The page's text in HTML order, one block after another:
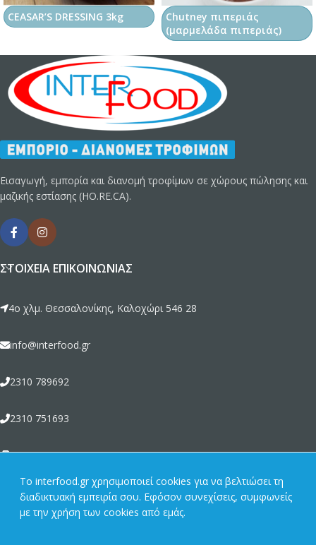
CEASAR’S DRESSING 3kg
Chutney πιπεριάς
(μαρμελάδα πιπεριάς)
Εισαγωγή, εμπορία και διανομή τροφίμων σε χώρους πώλησης και
μαζικής εστίασης (HO.RE.CA).
ΣΤΟΙΧΕΊΑ ΕΠΙΚΟΙΝΩΝΊΑΣ
4ο χλμ. Θεσσαλονίκης, Καλοχώρι 546 28
info@interfood.gr
2310 789692
2310 751693
2310 789464
ΣΧΕΤΙΚΆ ΜΕ ΕΜΆΣ
To interfood.gr χρησιμοποιεί cookies για να βελτιώσει τη
διαδικτυακή εμπειρία σου. Εφόσον συνεχίσεις, συμφωνείς
με την χρήση των cookies από εμάς.